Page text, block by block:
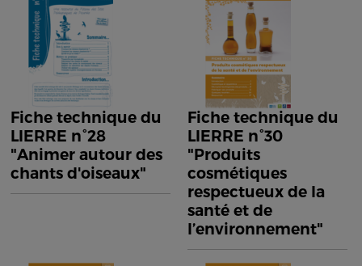
Fiche technique du
LIERRE n°28
"Animer autour des
chants d'oiseaux"
Fiche technique du
LIERRE n°30
"Produits
cosmétiques
respectueux de la
santé et de
l’environnement"